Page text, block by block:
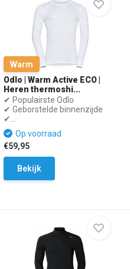
Warm
Odlo | Warm Active ECO |
Heren thermoshi...
✔ Populairste Odlo
✔ Geborstelde binnenzijde
✔...
Op voorraad
€59,95
Bekijk